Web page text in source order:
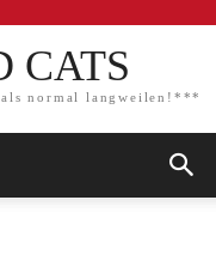
CATS
normal langweilen!***